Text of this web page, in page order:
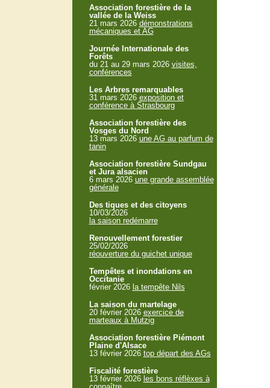
Association forestière de la
vallée de la Weiss
21 mars 2026 démonstrations
mécaniques et AG
Journée Internationale des
Forêts
du 21 au 29 mars 2026 visites,
conférences
Les Arbres remarquables
31 mars 2026 exposition et
conférence à Strasbourg
Association forestière des
Vosges du Nord
13 mars 2026 une AG au parfum de
tanin
Association forestière Sundgau
et Jura alsacien
6 mars 2026 une grande assemblée
générale
Des tiques et des citoyens
10/03/2026
la saison redémarre
Renouvellement forestier
25/02/2026
réouverture du guichet unique
Tempêtes et inondations en
Occitanie
février 2026 la tempête Nils
La saison du martelage
20 février 2026 exercice de
marteaux à Mutzig
Association forestière Piémont
Plaine d'Alsace
13 février 2026 top départ des AGs
Fiscalité forestière
13 février 2026 les bons réflèxes à